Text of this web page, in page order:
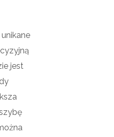
jest